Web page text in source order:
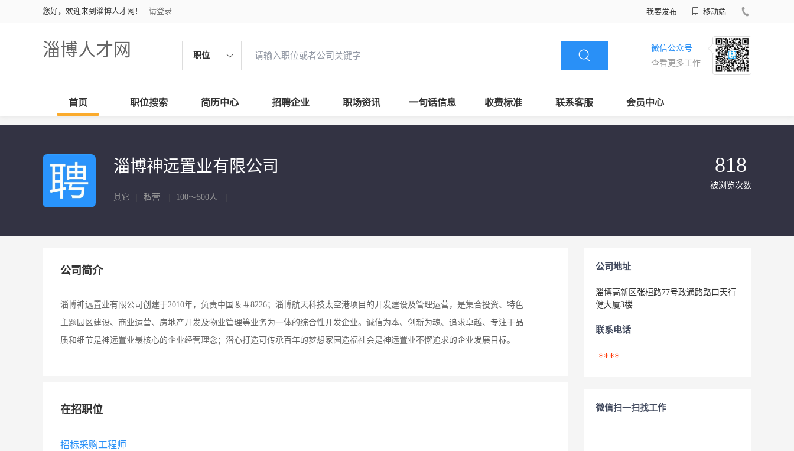
您好，欢迎来到淄博人才网！ 请登录 我要发布 移动端
淄博人才网 职位
微信公众号
查看更多工作
首页 职位搜索 简历中心 招聘企业 职场资讯 一句话信息 收费标准 联系客服 会员中心
淄博神远置业有限公司
其它 私营 100～500人
818
被浏览次数
公司简介
淄博神远置业有限公司创建于2010年，负责中国＆＃8226；淄博航天科技太空港项目的开发建设及管理运营，是集合投资、特色
主题园区建设、商业运营、房地产开发及物业管理等业务为一体的综合性开发企业。诚信为本、创新为魂、追求卓越、专注于品
质和细节是神远置业最核心的企业经营理念；潜心打造可传承百年的梦想家园造福社会是神远置业不懈追求的企业发展目标。
在招职位
招标采购工程师
公司地址
淄博高新区张桓路77号政通路路口天行
健大厦3楼
联系电话
****
微信扫一扫找工作